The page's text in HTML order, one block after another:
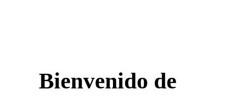
Bienvenido de